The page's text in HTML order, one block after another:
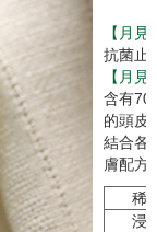
【月
抗菌止
【月
含有
的頭皮
結合各
膚配方
稀
浸